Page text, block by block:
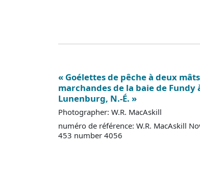
« Goélettes de pêche à deux
marchandes de la baie de Fundy
Lunenburg, N.-É. »
Photographer: W.R. MacAskill
numéro de référence: W.R. MacAskill
453 number 4056